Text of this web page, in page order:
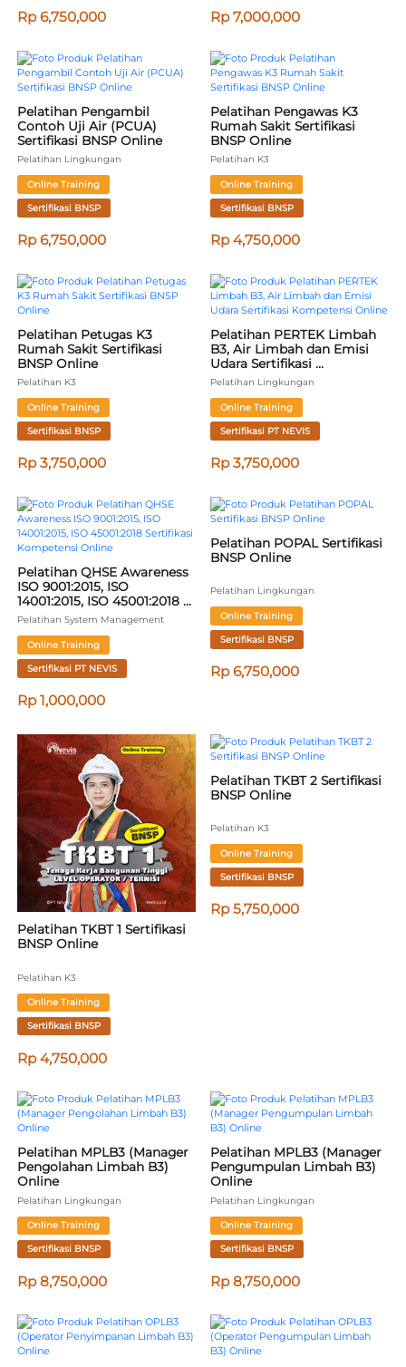
Rp 6,750,000 Rp 7,000,000
Pelatihan Pengambil
Contoh Uji Air (PCUA)
Sertifikasi BNSP Online
Pelatihan Lingkungan
Online Training
Sertifikasi BNSP
Rp 6,750,000
Pelatihan Pengawas K3
Rumah Sakit Sertifikasi
BNSP Online
Pelatihan K3
Online Training
Sertifikasi BNSP
Rp 4,750,000
Pelatihan Petugas K3
Rumah Sakit Sertifikasi
BNSP Online
Pelatihan K3
Online Training
Sertifikasi BNSP
Rp 3,750,000
Pelatihan PERTEK Limbah
B3, Air Limbah dan Emisi
Udara Sertifikasi
Kompetensi Online
Pelatihan Lingkungan
Online Training
Sertifikasi PT NEVIS
Rp 3,750,000
Pelatihan QHSE Awareness
ISO 9001:2015, ISO
14001:2015, ISO 45001:2018
Sertifikasi Kompetensi
Pelatihan System Management
Online Training
Sertifikasi PT NEVIS
Rp 1,000,000
Pelatihan POPAL Sertifikasi
BNSP Online
Pelatihan Lingkungan
Online Training
Sertifikasi BNSP
Rp 6,750,000
Pelatihan TKBT 1 Sertifikasi
BNSP Online
Pelatihan K3
Online Training
Sertifikasi BNSP
Rp 4,750,000
Pelatihan TKBT 2 Sertifikasi
BNSP Online
Pelatihan K3
Online Training
Sertifikasi BNSP
Rp 5,750,000
Pelatihan MPLB3 (Manager
Pengolahan Limbah B3)
Online
Pelatihan Lingkungan
Online Training
Sertifikasi BNSP
Rp 8,750,000
Pelatihan MPLB3 (Manager
Pengumpulan Limbah B3)
Online
Pelatihan Lingkungan
Online Training
Sertifikasi BNSP
Rp 8,750,000